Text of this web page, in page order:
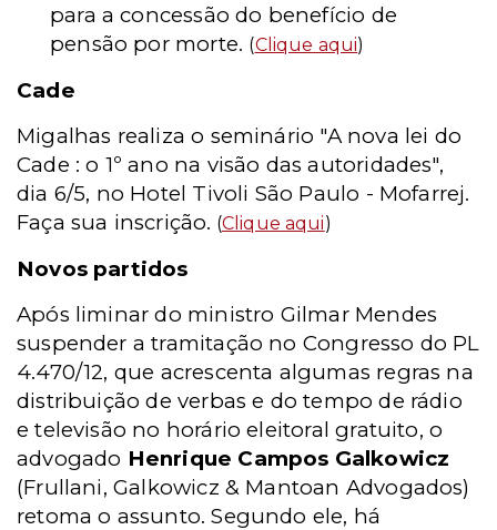
para a concessão do benefício de
pensão por morte. (Clique aqui)
Cade
Migalhas realiza o seminário "A nova lei do
Cade : o 1º ano na visão das autoridades",
dia 6/5, no Hotel Tivoli São Paulo - Mofarrej.
Faça sua inscrição. (Clique aqui)
Novos partidos
Após liminar do ministro Gilmar Mendes
suspender a tramitação no Congresso do PL
4.470/12, que acrescenta algumas regras na
distribuição de verbas e do tempo de rádio
e televisão no horário eleitoral gratuito, o
advogado Henrique Campos Galkowicz
(Frullani, Galkowicz & Mantoan Advogados)
retoma o assunto. Segundo ele, há